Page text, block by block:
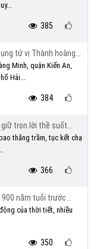
385
tứ vị Thành hoàng...
Minh, quận Kiến An,
Hải...
384
trọn lời thề suốt...
thăng trầm, tục kết chạ
366
năm tuổi trước...
của thời tiết, nhiều
350